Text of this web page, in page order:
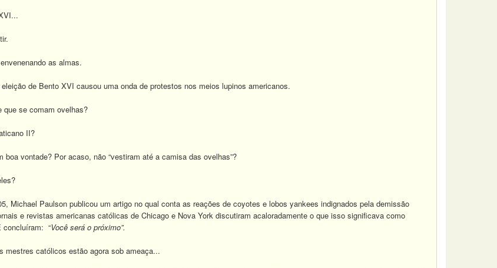
as almas.
de Bento XVI causou uma onda de protestos nos meios lupinos americanos.
que se comam ovelhas?
II?
boa vontade? Por acaso, não “vestiram até a camisa das ovelhas”?
Michael Paulson publicou um artigo no qual conta as reações de coyotes e lobos yankees indignados pela demissão
e revistas americanas católicas de Chicago e Nova York discutiram acaloradamente o que isso significava como
concluíram: “Você será o próximo”.
mestres católicos estão agora sob ameaça...